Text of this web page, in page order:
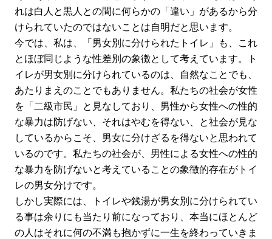
れは白人と黒人との間に何らかの「違い」があるから分
けられていたのではないことは自明だと思います。
今では、私は、「男女別に分けられたトイレ」も、これ
とほぼ同じような性差別の象徴として考えています。ト
イレが男女別に分けられているのは、自然なことでも、
あたりまえのことでもありません。私たちの社会が女性
を「二級市民」と見なしており、男性から女性への性的
な暴力は防げない、それはやむを得ない、と社会が見な
しているからこそ、男女に分けざるを得ないと思われて
いるのです。私たちの社会が、男性による女性への性的
な暴力を防げないと考えていることの象徴的存在がトイ
レの男女分けです。
しかし実際には、トイレや銭湯が男女別に分けられてい
る事は余りにも当たり前になっており、本当にほとんど
の人はそれに何の不満も抱かずに一生を終わっていきま